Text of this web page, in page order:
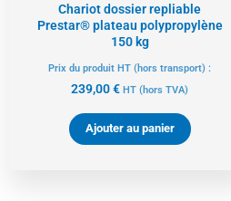
Chariot dossier repliable
Prestar® plateau polypropylène
150 kg
Prix du produit HT (hors transport) :
239,00€ HT (hors TVA)
Ajouter au panier